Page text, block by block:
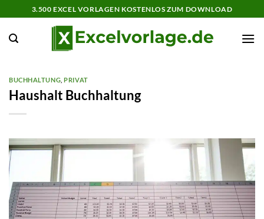
Inhalt
springen
3.500 EXCEL VORLAGEN KOSTENLOS ZUM DOWNLOAD
BUCHHALTUNG ,PRIVAT
Haushalt Buchhaltung